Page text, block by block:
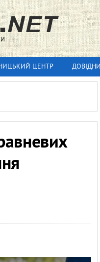
ЦЕНТР